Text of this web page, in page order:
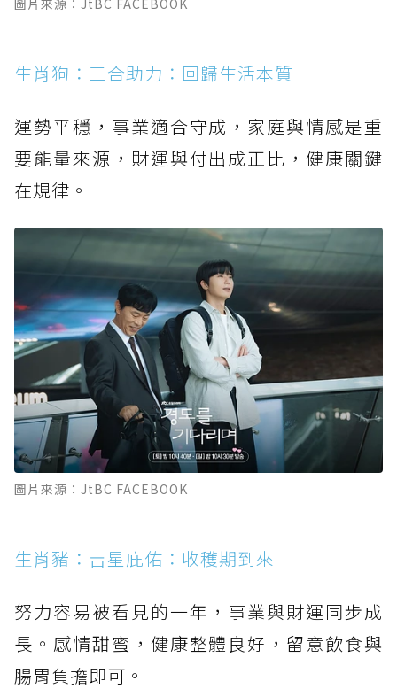
生肖狗：三合助力：回歸生活本質
運勢平穩，事業適合守成，家庭與情感是重
要能量來源，財運與付出成正比，健康關鍵
在規律。
圖片來源：JtBC FACEBOOK
生肖豬：吉星庇佑：收穫期到來
努力容易被看見的一年，事業與財運同步成
長。感情甜蜜，健康整體良好，留意飲食與
腸胃負擔即可。